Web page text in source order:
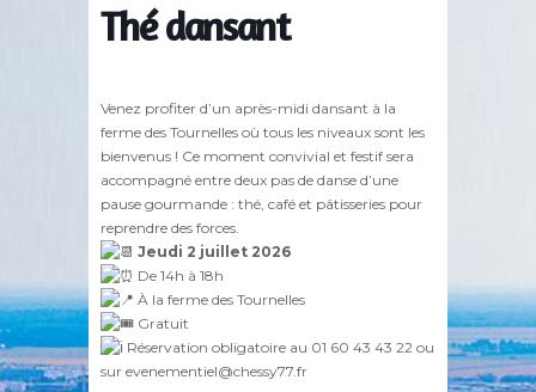
Thé dansant
Venez profiter d’un après-midi dansant à la
ferme des Tournelles où tous les niveaux sont les
bienvenus ! Ce moment convivial et festif sera
accompagné entre deux pas de danse d’une
pause gourmande : thé, café et pâtisseries pour
reprendre des forces.
Jeudi 2 juillet 2026
De 14h à 18h
À la ferme des Tournelles
Gratuit
Réservation obligatoire au 01 60 43 43 22 ou
sur evenementiel@chessy77.fr